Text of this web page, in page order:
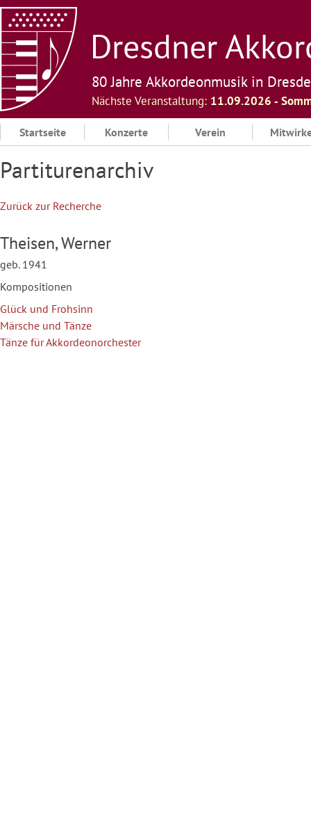
Skip
to
content
Dresdner
80 Jahre Akkordeonmusik in
Nächste Veranstaltung: 11.09.2026 ‐
Startseite Konzerte Verein
Partiturenarchiv
Zurück zur Recherche
Theisen, Werner
geb. 1941
Kompositionen
Glück und Frohsinn
Märsche und Tänze
Tänze für Akkordeonorchester